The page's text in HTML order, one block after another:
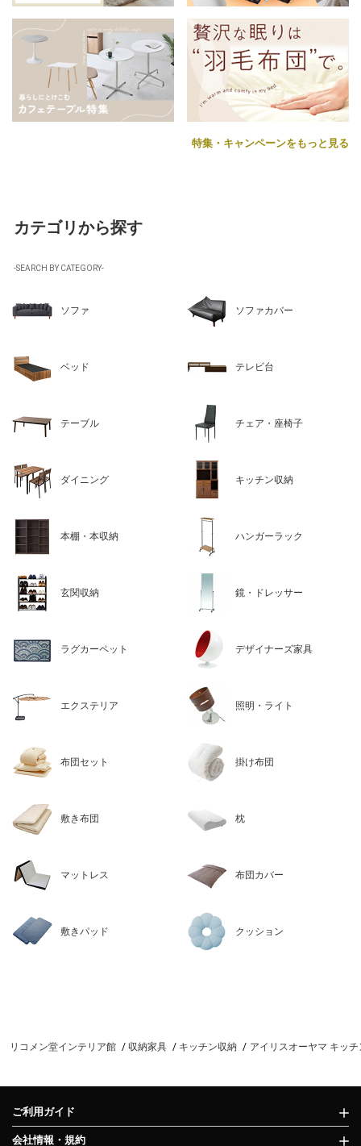
特集・キャンペーンをもっと見る
カテゴリから探す
-SEARCH BY CATEGORY-
ソファ ソファカバー
ベッド テレビ台
テーブル チェア・座椅子
ダイニング キッチン収納
本棚・本収納 ハンガーラック
玄関収納 鏡・ドレッサー
ラグカーペット デザイナーズ家具
エクステリア 照明・ライト
布団セット 掛け布団
敷き布団 枕
マットレス 布団カバー
敷きパッド クッション
リコメン堂インテリア館 収納家具 キッチン収納 アイリスオーヤマ キッ
ご利用ガイド
会社情報・規約